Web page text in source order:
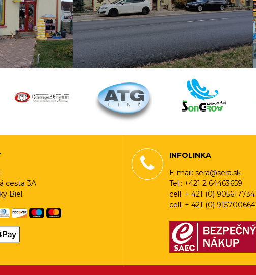
cesta 3A
Biel
INFOLINKA
E-mail: sera@sera.sk
Tel.: +421 2 64463659
cell: + 421 (0) 905617734
cell: + 421 (0) 915700664